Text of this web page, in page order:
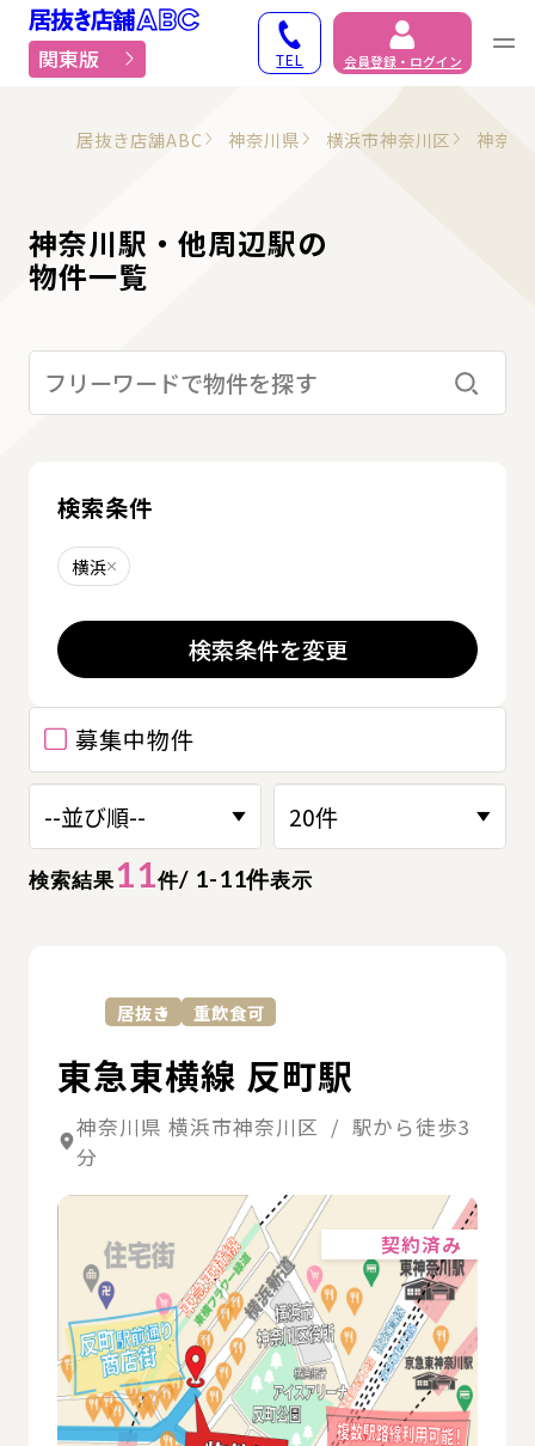
居抜き物件・貸店舗で
関東版 TEL 会員登録・ログイン
居抜き店舗ABC 神奈川県 横浜市神奈川区 神奈川
神奈川駅・他周辺駅の
物件一覧
検索結果11件/ 1-11件表示
募集中物件
居抜き 重飲食可
東急東横線 反町駅
神奈川県 横浜市神奈川区 / 駅から徒歩3
分
契約済み
検索す
検索条件
横浜削除する
検索条件を変更